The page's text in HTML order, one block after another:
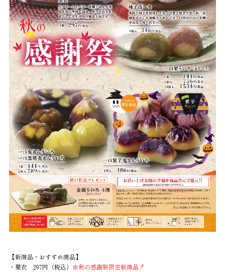
【新商品・おすすめ商品】
・栗衣 297円（税込） ※秋の感謝祭限定新商品！